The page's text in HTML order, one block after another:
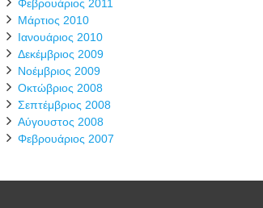
Φεβρουάριος 2011
Μάρτιος 2010
Ιανουάριος 2010
Δεκέμβριος 2009
Νοέμβριος 2009
Οκτώβριος 2008
Σεπτέμβριος 2008
Αύγουστος 2008
Φεβρουάριος 2007